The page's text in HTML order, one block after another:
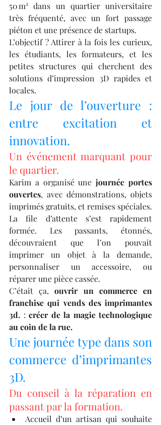
50 m² dans un quartier universitaire
très fréquenté, avec un fort passage
piéton et une présence de startups.
L’objectif ? Attirer à la fois les curieux,
les étudiants, les formateurs, et les
petites structures qui cherchent des
solutions d’impression 3D rapides et
locales.
Le jour de l’ouverture :
entre excitation et
innovation.
Un événement marquant pour
le quartier.
Karim a organisé une journée portes
ouvertes, avec démonstrations, objets
imprimés gratuits, et remises spéciales.
La file d’attente s’est rapidement
formée. Les passants, étonnés,
découvraient que l’on pouvait
imprimer un objet à la demande,
personnaliser un accessoire, ou
réparer une pièce cassée.
C’était ça, ouvrir un commerce en
franchise qui vends des imprimantes
3d. : créer de la magie technologique
au coin de la rue.
Une journée type dans son
commerce d’imprimantes
3D.
Du conseil à la réparation en
passant par la formation.
Accueil d’un artisan qui souhaite